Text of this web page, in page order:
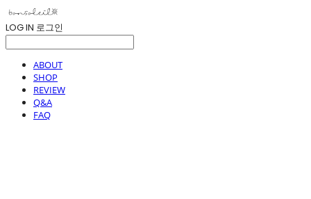
LOG IN 로그인
ABOUT
SHOP
REVIEW
Q&A
FAQ